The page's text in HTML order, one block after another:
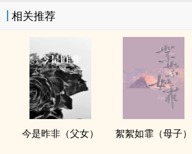
相关推荐
今是昨非（父女） 絮絮如霏（母子）